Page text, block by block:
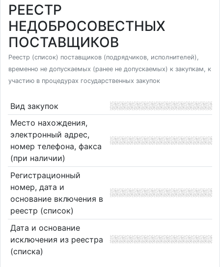
РЕЕСТР
НЕДОБРОСОВЕСТНЫХ
ПОСТАВЩИКОВ
Реестр (список) поставщиков (подрядчиков, исполнителей),
временно не допускаемых (ранее не допускаемых) к закупкам, к
участию в процедурах государственных закупок
Вид закупок
Место нахождения,
электронный адрес,
номер телефона, факса
(при наличии)
Регистрационный
номер, дата и
основание включения в
реестр (список)
Дата и основание
исключения из реестра
(списка)